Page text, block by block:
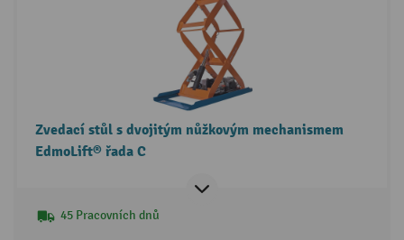
Zvedací stůl s dvojitým nůžkovým mechanismem
EdmoLift® řada C
45 Pracovních dnů